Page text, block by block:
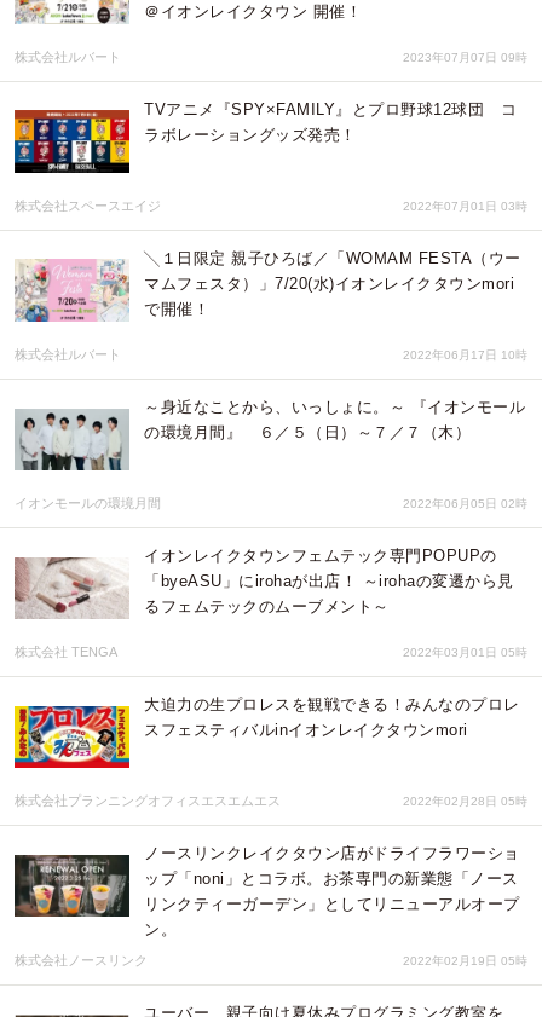
＠イオンレイクタウン 開催！
株式会社ルバート 2023年07月07日 09時
TVアニメ『SPY×FAMILY』とプロ野球12球団 コ
ラボレーショングッズ発売！
株式会社スペースエイジ 2022年07月01日 03時
╲１日限定 親子ひろば／「WOMAM FESTA（ウー
マムフェスタ）」7/20(水)イオンレイクタウンmori
で開催！
株式会社ルバート 2022年06月17日 10時
～身近なことから、いっしょに。～ 『イオンモール
の環境月間』 ６／５（日）～７／７（木）
イオンモールの環境月間 2022年06月05日 02時
イオンレイクタウンフェムテック専門POPUPの
「byeASU」にirohaが出店！ ～irohaの変遷から見
るフェムテックのムーブメント～
株式会社 TENGA 2022年03月01日 05時
大迫力の生プロレスを観戦できる！みんなのプロレ
スフェスティバルinイオンレイクタウンmori
株式会社プランニングオフィスエスエムエス 2022年02月28日 05時
ノースリンクレイクタウン店がドライフラワーショ
ップ「noni」とコラボ。お茶専門の新業態「ノース
リンクティーガーデン」としてリニューアルオープ
ン。
株式会社ノースリンク 2022年02月19日 05時
ユーバー、親子向け夏休みプログラミング教室を